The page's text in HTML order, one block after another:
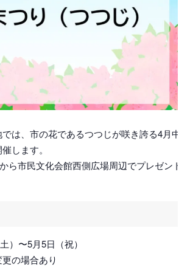
は、市の花であるつつじが咲き誇る4月中
します。
ら市民文化会館西側広場周辺でプレゼント(
）〜5月5日（祝）
の場合あり